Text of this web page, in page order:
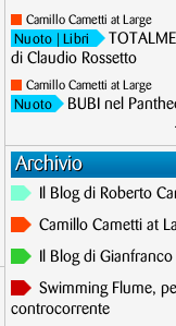
Camillo Cametti at Large
Nuoto | Libri
di Claudio Rossetto
Camillo Cametti at Large
Nuoto BUBI nel
Archivio
Il Blog di Roberto
Camillo Cametti at
Il Blog di
Swimming Flume,
controcorrente